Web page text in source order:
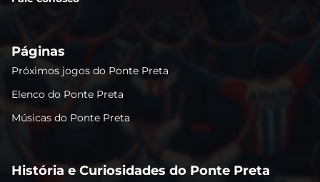
Páginas
Próximos jogos do Ponte Preta
Elenco do Ponte Preta
Músicas do Ponte Preta
História e Curiosidades do Ponte Preta